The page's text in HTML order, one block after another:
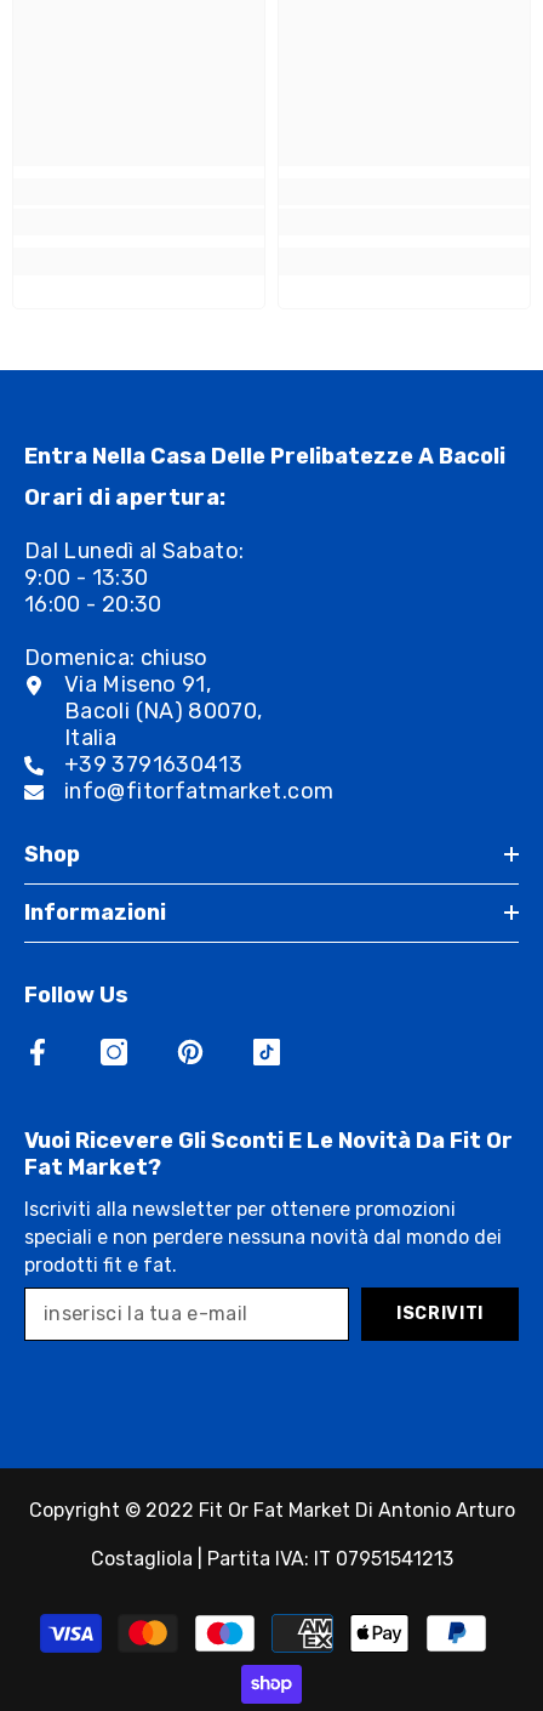
Entra Nella Casa Delle Prelibatezze A Bacoli
Orari di apertura:
Dal Lunedì al Sabato:
9:00 - 13:30
16:00 - 20:30
Domenica: chiuso
Via Miseno 91,
Bacoli (NA) 80070,
Italia
+39 3791630413
info@fitorfatmarket.com
Shop
Informazioni
Follow Us
Vuoi Ricevere Gli Sconti E Le Novità Da Fit Or
Fat Market?
Iscriviti alla newsletter per ottenere promozioni
speciali e non perdere nessuna novità dal mondo dei
prodotti fit e fat.
ISCRIVITI
Copyright © 2022 Fit Or Fat Market Di Antonio Arturo
Costagliola | Partita IVA: IT 07951541213
Payment
methods